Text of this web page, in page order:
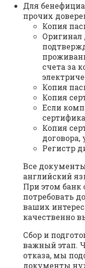
Для
прочих
Копия
Оригинал
счета за
Копия
Копия
Если
Копия
договора,
Регистр
Все
английский
При этом банк
потребовать
ваших
качественно
Сбор и
важный этап.
отказа, мы
документы